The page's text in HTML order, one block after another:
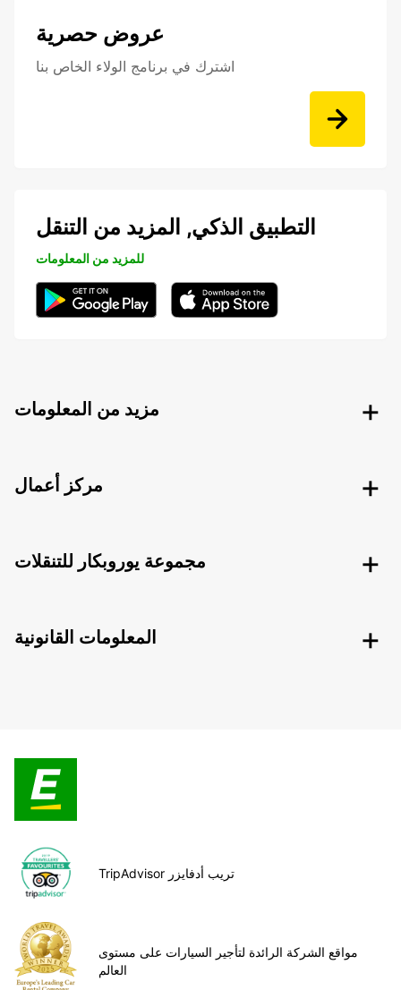
عروض حصرية
اشترك في برنامج الولاء الخاص بنا
التطبيق الذكي, المزيد من التنقل
للمزيد من المعلومات
مزيد من المعلومات
مركز أعمال
مجموعة يوروبكار للتنقلات
المعلومات القانونية
TripAdvisor تريب أدفايزر
مواقع الشركة الرائدة لتأجير السيارات على مستوى
العالم